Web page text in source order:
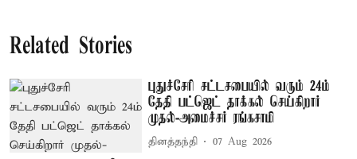
Related Stories
புதுச்சேரி சட்டசபையில் வரும் 24ம்
தேதி பட்ஜெட் தாக்கல் செய்கிறார்
முதல்-அமைச்சர் ரங்கசாமி
தினத்தந்தி 07 Aug 2026